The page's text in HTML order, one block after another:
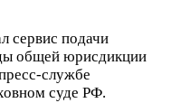
сервис подачи
общей юрисдикции
службе
суде РФ.